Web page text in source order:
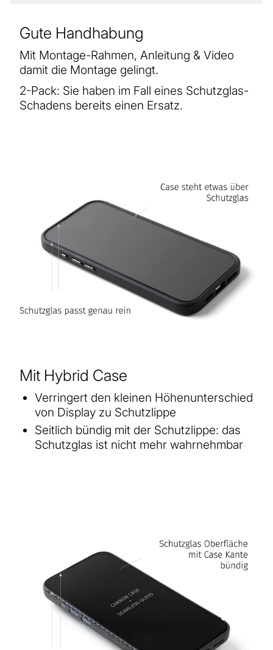
Gute Handhabung
Mit Montage-Rahmen, Anleitung & Video
damit die Montage gelingt.
2-Pack: Sie haben im Fall eines Schutzglas-
Schadens bereits einen Ersatz.
Mit Hybrid Case
Verringert den kleinen Höhenunterschied
von Display zu Schutzlippe
Seitlich bündig mit der Schutzlippe: das
Schutzglas ist nicht mehr wahrnehmbar